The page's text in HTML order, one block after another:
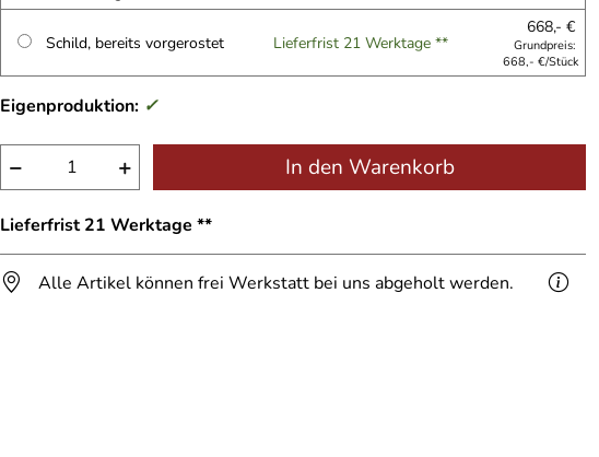
Schild, bereits vorgerostet Lieferfrist 21 Werktage **
668,- €
Grundpreis:
668,- €/Stück
Eigenproduktion: ✓
− + In den Warenkorb
Lieferfrist 21 Werktage **
Alle Artikel können frei Werkstatt bei uns abgeholt werden.